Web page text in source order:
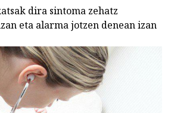
dira sintoma zehatz
eta alarma jotzen denean izan